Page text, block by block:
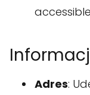
Adres: